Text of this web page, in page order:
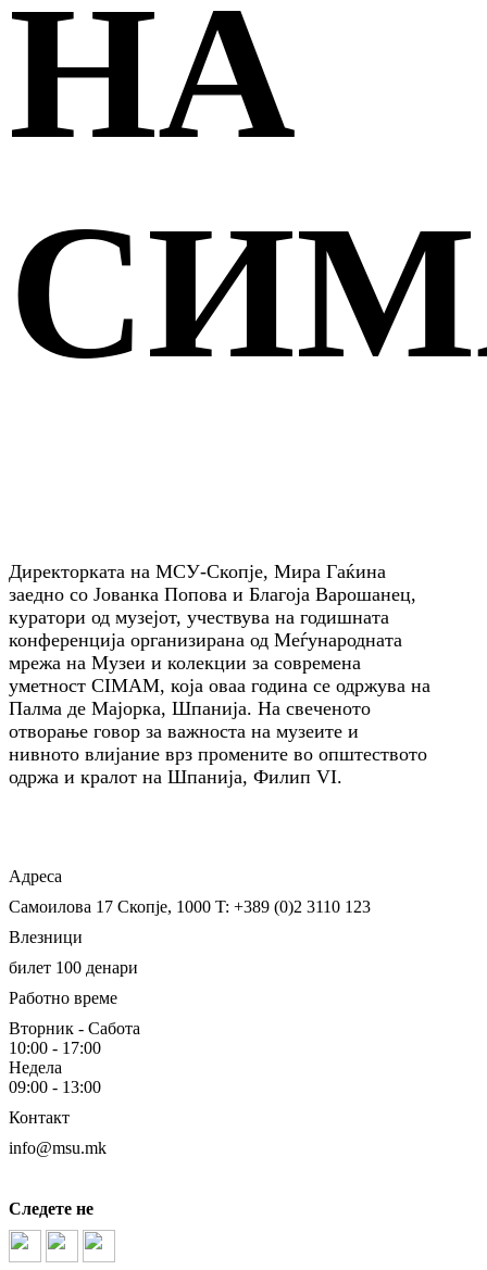
НА
Директорката на МСУ-Скопје, Мира Гаќина
заедно со Јованка Попова и Благоја Варошанец,
куратори од музејот, учествува на годишната
конференција организирана од Меѓународната
мрежа на Музеи и колекции за современа
уметност CIMAM, која оваа година се одржува на
Палма де Мајорка, Шпанија. На свеченото
отворање говор за важноста на музеите и
нивното влијание врз промените во општеството
одржа и кралот на Шпанија, Филип VI.
Адреса
Самоилова 17 Скопје, 1000 T: +389 (0)2 3110 123
Влезници
билет 100 денари
Работно време
Вторник - Сабота
10:00 - 17:00
Недела
09:00 - 13:00
Контакт
info@msu.mk
Следете не